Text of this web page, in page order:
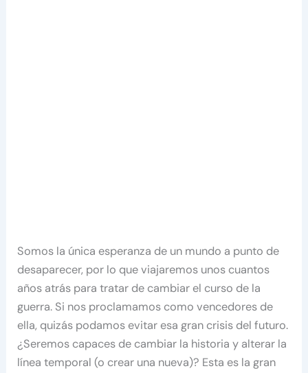
Somos la única esperanza de un mundo a punto de
desaparecer, por lo que viajaremos unos cuantos
años atrás para tratar de cambiar el curso de la
guerra. Si nos proclamamos como vencedores de
ella, quizás podamos evitar esa gran crisis del futuro.
¿Seremos capaces de cambiar la historia y alterar la
línea temporal (o crear una nueva)? Esta es la gran